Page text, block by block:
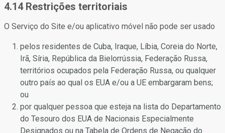
4.14 Restrições territoriais
O Serviço do Site e/ou aplicativo móvel não pode ser usado
pelos residentes de Cuba, Iraque, Líbia, Coreia do Norte,
Irã, Síria, República da Bielorrússia, Federação Russa,
territórios ocupados pela Federação Russa, ou qualquer
outro país ao qual os EUA e/ou a UE embargaram bens;
ou
por qualquer pessoa que esteja na lista do Departamento
do Tesouro dos EUA de Nacionais Especialmente
Designados ou na Tabela de Ordens de Negação do